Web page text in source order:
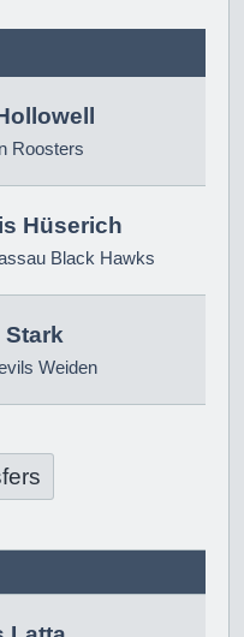
Roosters
Hüserich
Black Hawks
Stark
Weiden